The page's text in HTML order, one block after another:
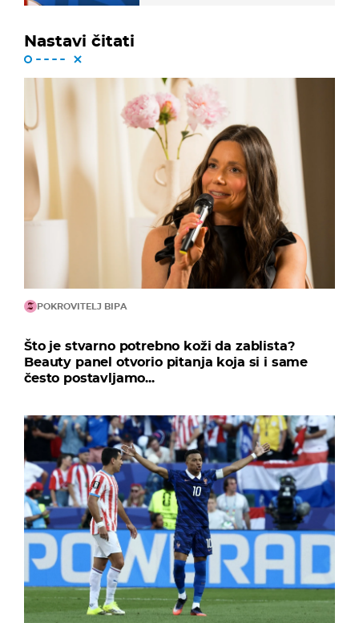
Nastavi čitati
POKROVITELJ BIPA
Što je stvarno potrebno koži da zablista?
Beauty panel otvorio pitanja koja si i same
često postavljamo...